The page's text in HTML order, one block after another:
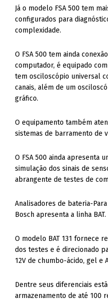
Já o modelo FSA 500 tem
configurados para
complexidade.
O FSA 500 tem ainda
computador, é equipado
tem osciloscópio universal
canais, além de um
gráfico.
O equipamento também
sistemas de barramento de
O FSA 500 ainda apresenta
simulação dos sinais de
abrangente de testes de
Analisadores de bateria-
Bosch apresenta a linha BAT.
O modelo BAT 131 fornece
dos testes e é direcionado
12V de chumbo-ácido, gel e
Dentre seus diferenciais
armazenamento de até 100